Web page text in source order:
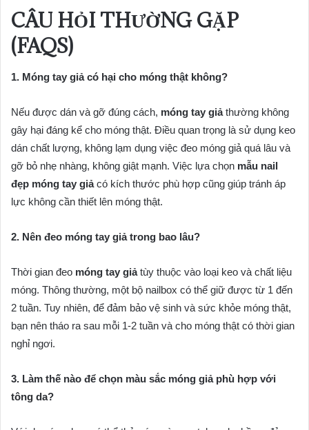
CÂU HỎI THƯỜNG GẶP
(FAQS)
1. Móng tay giả có hại cho móng thật không?
Nếu được dán và gỡ đúng cách, móng tay giảthường không
gây hại đáng kể cho móng thật. Điều quan trọng là sử dụng keo
dán chất lượng, không lạm dụng việc đeo móng giả quá lâu và
gỡ bỏ nhẹ nhàng, không giật mạnh. Việc lựa chọn mẫu nail
đẹp móng tay giảcó kích thước phù hợp cũng giúp tránh áp
lực không cần thiết lên móng thật.
2. Nên đeo móng tay giả trong bao lâu?
Thời gian đeo móng tay giảtùy thuộc vào loại keo và chất liệu
móng. Thông thường, một bộ nailbox có thể giữ được từ 1 đến
2 tuần. Tuy nhiên, để đảm bảo vệ sinh và sức khỏe móng thật,
bạn nên tháo ra sau mỗi 1-2 tuần và cho móng thật có thời gian
nghỉ ngơi.
3. Làm thế nào để chọn màu sắc móng giả phù hợp với
tông da?